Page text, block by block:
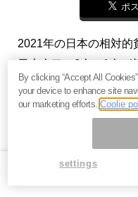
ポ
2021年の日本の相対的
日本人口の6人に1人が
る。高齢者の貧困も深
にされている若者たち
鈴木傾城
木傾城）
By clicking “Accept All
your device to enhance site
our marketing efforts.Coolie
settings